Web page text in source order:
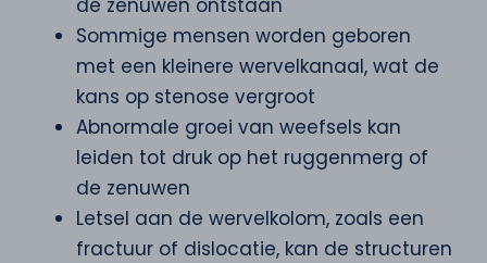
Sommige mensen worden geboren
met een kleinere wervelkanaal, wat de
kans op stenose vergroot
Abnormale groei van weefsels kan
leiden tot druk op het ruggenmerg of
de zenuwen
Letsel aan de wervelkolom, zoals een
fractuur of dislocatie, kan de structuren